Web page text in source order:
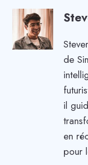
de
il
en
pour